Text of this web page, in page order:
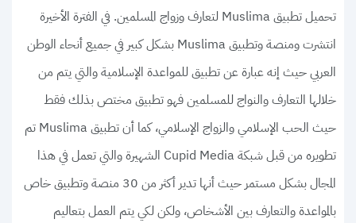
تحميل تطبيق Muslima لتعارف وزواج المسلمين. في الفترة الأخيرة
انتشرت ومنصة وتطبيق Muslima بشكل كبير في جميع أنحاء الوطن
العربي حيث إنه عبارة عن تطبيق للمواعدة الإسلامية والتي يتم من
خلالها التعارف والنواج للمسلمين فهو تطبيق مختص بذلك فقط
حيث الحب الإسلامي والزواج الإسلامي، كما أن تطبيق Muslima تم
تطويره من قبل شبكة Cupid Media الشهيرة والتي تعمل في هذا
المجال بشكل مستمر حيث أنها تدير أكثر من 30 منصة وتطبيق خاص
بالمواعدة والتعارف بين الأشخاص، ولكن لكي يتم العمل بتعاليم